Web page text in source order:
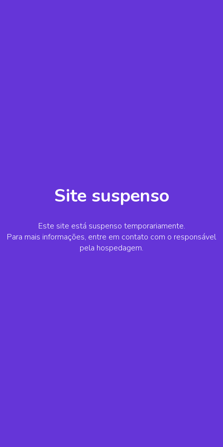
Site suspenso
Este site está suspenso temporariamente.
Para mais informações, entre em contato com o responsável
pela hospedagem.